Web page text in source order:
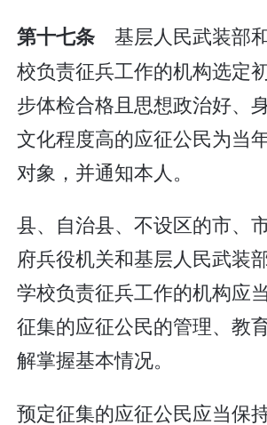
第十七条 基层人民武装部
校负责征兵工作的机构选定
步体检合格且思想政治好、
文化程度高的应征公民为当
对象，并通知本人。
县、自治县、不设区的市、
府兵役机关和基层人民武装
学校负责征兵工作的机构应
征集的应征公民的管理、教
解掌握基本情况。
预定征集的应征公民应当保